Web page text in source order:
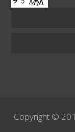
Copyright ©